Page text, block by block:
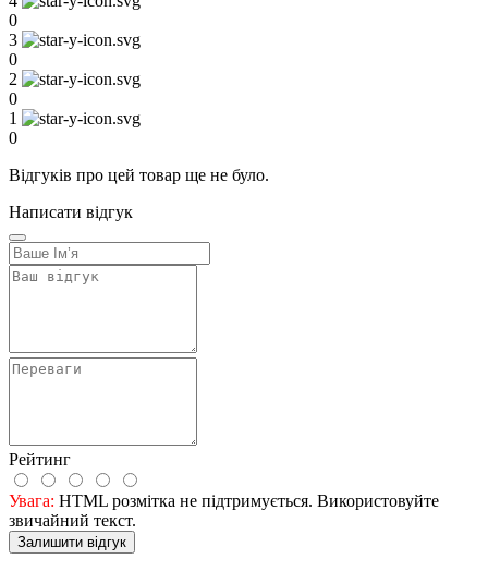
0
3
0
2
0
1
0
Відгуків про цей товар ще не було.
Написати відгук
Рейтинг
Увага: HTML розмітка не підтримується. Використовуйте
звичайний текст.
Залишити відгук